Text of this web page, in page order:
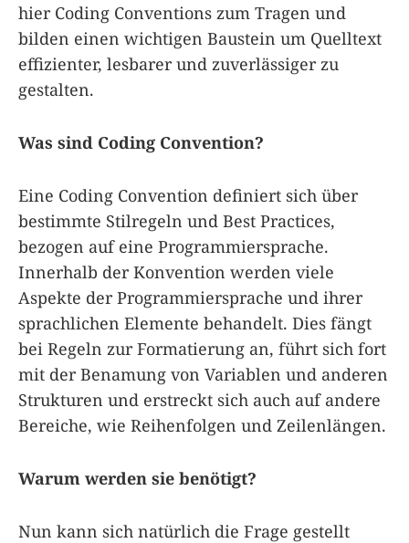
hier Coding Conventions zum Tragen und
bilden einen wichtigen Baustein um Quelltext
effizienter, lesbarer und zuverlässiger zu
gestalten.
Was sind Coding Convention?
Eine Coding Convention definiert sich über
bestimmte Stilregeln und Best Practices,
bezogen auf eine Programmiersprache.
Innerhalb der Konvention werden viele
Aspekte der Programmiersprache und ihrer
sprachlichen Elemente behandelt. Dies fängt
bei Regeln zur Formatierung an, führt sich fort
mit der Benamung von Variablen und anderen
Strukturen und erstreckt sich auch auf andere
Bereiche, wie Reihenfolgen und Zeilenlängen.
Warum werden sie benötigt?
Nun kann sich natürlich die Frage gestellt